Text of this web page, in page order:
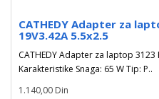
CATHEDY Adapter za
19V3.42A 5.5x2.5
CATHEDY Adapter za laptop 3123
Karakteristike Snaga: 65 W Tip: P..
1.140,00 Din